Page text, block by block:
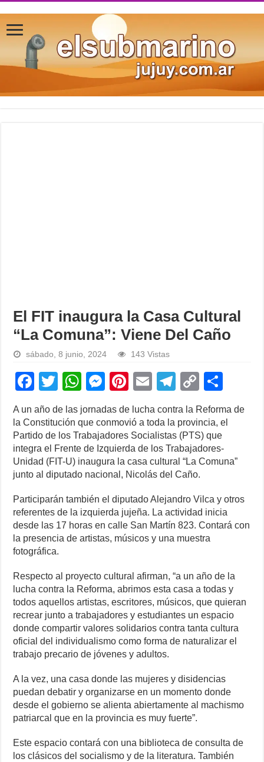
El FIT inaugura la Casa Cultural
“La Comuna”: Viene Del Caño
sábado, 8 junio, 2024 143 Vistas
F
a
c
e
b
o
o
k
T
wi
tt
er
W
h
at
s
A
p
p
M
e
ss
e
n
g
er
Pi
nt
er
e
st
E
ail
T
el
e
gr
a
m
C
o
p
y
Li
n
k
ar
A un año de las jornadas de lucha contra la Reforma de
la Constitución que conmovió a toda la provincia, el
Partido de los Trabajadores Socialistas (PTS) que
integra el Frente de Izquierda de los Trabajadores-
Unidad (FIT-U) inaugura la casa cultural “La Comuna”
junto al diputado nacional, Nicolás del Caño.
Participarán también el diputado Alejandro Vilca y otros
referentes de la izquierda jujeña. La actividad inicia
desde las 17 horas en calle San Martín 823. Contará con
la presencia de artistas, músicos y una muestra
fotográfica.
Respecto al proyecto cultural afirman, “a un año de la
lucha contra la Reforma, abrimos esta casa a todas y
todos aquellos artistas, escritores, músicos, que quieran
recrear junto a trabajadores y estudiantes un espacio
donde compartir valores solidarios contra tanta cultura
oficial del individualismo como forma de naturalizar el
trabajo precario de jóvenes y adultos.
A la vez, una casa donde las mujeres y disidencias
puedan debatir y organizarse en un momento donde
desde el gobierno se alienta abiertamente al machismo
patriarcal que en la provincia es muy fuerte”.
Este espacio contará con una biblioteca de consulta de
los clásicos del socialismo y de la literatura. También